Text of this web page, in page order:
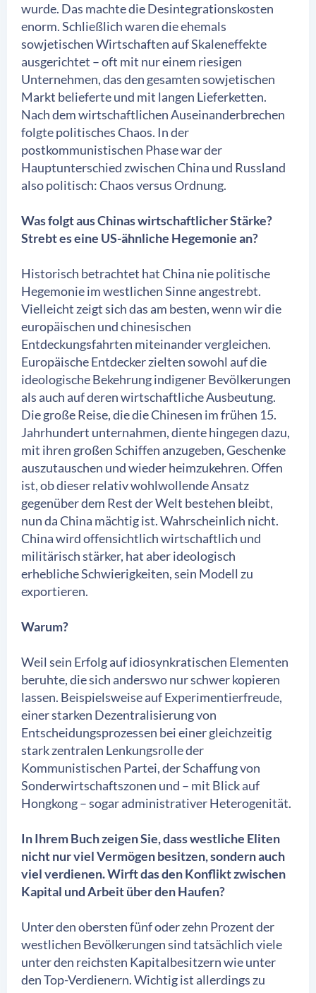
wurde. Das machte die Desintegrationskosten
enorm. Schließlich waren die ehemals
sowjetischen Wirtschaften auf Skaleneffekte
ausgerichtet – oft mit nur einem riesigen
Unternehmen, das den gesamten sowjetischen
Markt belieferte und mit langen Lieferketten.
Nach dem wirtschaftlichen Auseinanderbrechen
folgte politisches Chaos. In der
postkommunistischen Phase war der
Hauptunterschied zwischen China und Russland
also politisch: Chaos versus Ordnung.
Was folgt aus Chinas wirtschaftlicher Stärke?
Strebt es eine US-ähnliche Hegemonie an?
Historisch betrachtet hat China nie politische
Hegemonie im westlichen Sinne angestrebt.
Vielleicht zeigt sich das am besten, wenn wir die
europäischen und chinesischen
Entdeckungsfahrten miteinander vergleichen.
Europäische Entdecker zielten sowohl auf die
ideologische Bekehrung indigener Bevölkerungen
als auch auf deren wirtschaftliche Ausbeutung.
Die große Reise, die die Chinesen im frühen 15.
Jahrhundert unternahmen, diente hingegen dazu,
mit ihren großen Schiffen anzugeben, Geschenke
auszutauschen und wieder heimzukehren. Offen
ist, ob dieser relativ wohlwollende Ansatz
gegenüber dem Rest der Welt bestehen bleibt,
nun da China mächtig ist. Wahrscheinlich nicht.
China wird offensichtlich wirtschaftlich und
militärisch stärker, hat aber ideologisch
erhebliche Schwierigkeiten, sein Modell zu
exportieren.
Warum?
Weil sein Erfolg auf idiosynkratischen Elementen
beruhte, die sich anderswo nur schwer kopieren
lassen. Beispielsweise auf Experimentierfreude,
einer starken Dezentralisierung von
Entscheidungsprozessen bei einer gleichzeitig
stark zentralen Lenkungsrolle der
Kommunistischen Partei, der Schaffung von
Sonderwirtschaftszonen und – mit Blick auf
Hongkong – sogar administrativer Heterogenität.
In Ihrem Buch zeigen Sie, dass westliche Eliten
nicht nur viel Vermögen besitzen, sondern auch
viel verdienen. Wirft das den Konflikt zwischen
Kapital und Arbeit über den Haufen?
Unter den obersten fünf oder zehn Prozent der
westlichen Bevölkerungen sind tatsächlich viele
unter den reichsten Kapitalbesitzern wie unter
den Top-Verdienern. Wichtig ist allerdings zu